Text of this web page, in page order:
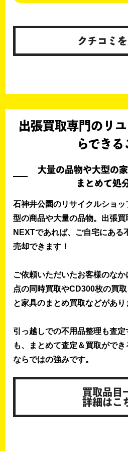
クチコミ
出張買取専門のリ
らできる
大量の品物や大型の
まとめて処
石神井公園のリサイクルショ
型の商品や大量の品物。出張
NEXTであれば、ご自宅にある
売却できます！
ご依頼いただいたお客様のな
点の同時買取やCD300枚の買
と家具のまとめ買取などがあり
引っ越しでの不用品整理も査
も、まとめて査定＆買取がで
ならではの強みです。
買取品目
詳細はこ